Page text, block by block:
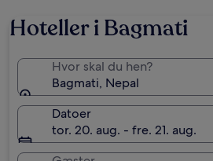
Hoteller i Bagmati
Hvor skal du hen?
Bagmati, Nepal
Datoer
tor. 20. aug. - fre. 21. aug.